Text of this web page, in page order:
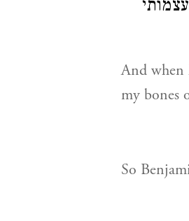
And when
my bones
So